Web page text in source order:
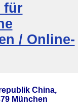
für
/ Online-
China,
München